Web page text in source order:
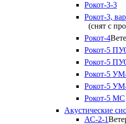
Рокот-3-3
Рокот-3,
(снят с
Рокот-4
Рокот-5
Рокот-5
Рокот-5
Рокот-5
Рокот-5 МС
Акустические
АС-2-1